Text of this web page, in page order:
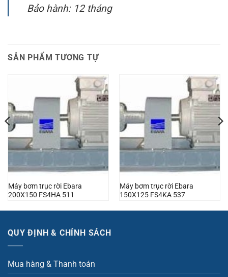
Bảo hành: 12 tháng
SẢN PHẨM TƯƠNG TỰ
Máy bơm trục rời Ebara
200X150 FS4HA 511
Máy bơm trục rời Ebara
150X125 FS4KA 537
QUY ĐỊNH & CHÍNH SÁCH
Mua hàng & Thanh toán